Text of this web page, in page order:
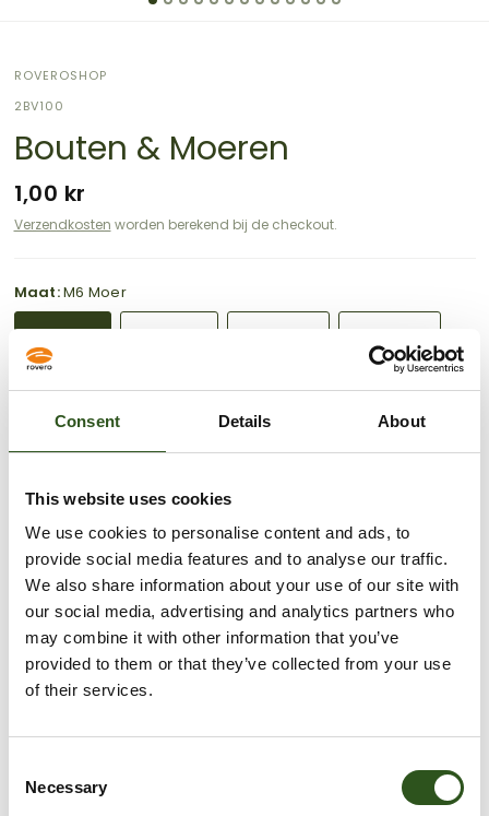
Consent Details About
This website uses cookies
We use cookies to personalise content and ads, to
provide social media features and to analyse our traffic.
We also share information about your use of our site with
our social media, advertising and analytics partners who
may combine it with other information that you’ve
provided to them or that they’ve collected from your use
of their services.
Necessary
ROVEROSHOP
2BV100
Bouten & Moeren
1,00 kr
Verzendkosten worden berekend bij de checkout.
Maat:M6 Moer
M6 X 110 Tapbout M8 X 20 Tapbout
M10 X 30 Tapbout M12 X 40 Tapbout
Sizing guide
VOEG TOE AAN WINKELWAGEN
Afhaling is beschikbaar bijKrabbescheer 6
Openingstijden: